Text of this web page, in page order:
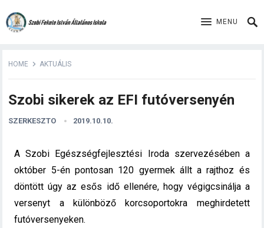
MENU
HOME AKTUÁLIS
Szobi sikerek az EFI futóversenyén
SZERKESZTO 2019.10.10.
A Szobi Egészségfejlesztési Iroda szervezésében a
október 5-én pontosan 120 gyermek állt a rajthoz és
döntött úgy az esős idő ellenére, hogy végigcsinálja a
versenyt a különböző korcsoportokra meghirdetett
futóversenyeken.